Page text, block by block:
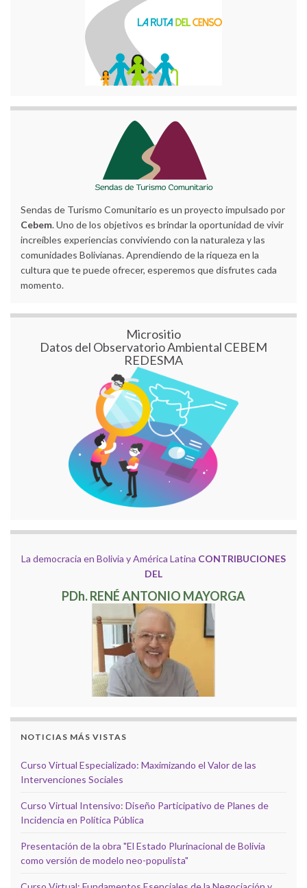
Sendas de Turismo Comunitario es un proyecto impulsado por
Cebem. Uno de los objetivos es brindar la oportunidad de vivir
increíbles experiencias conviviendo con la naturaleza y las
comunidades Bolivianas. Aprendiendo de la riqueza en la
cultura que te puede ofrecer, esperemos que disfrutes cada
momento.
Micrositio
Datos del Observatorio Ambiental CEBEM
REDESMA
La democracia en Bolivia y América Latina CONTRIBUCIONES
DEL
PDh. RENÉ ANTONIO MAYORGA
NOTICIAS MÁS VISTAS
Curso Virtual Especializado: Maximizando el Valor de las
Intervenciones Sociales
Curso Virtual Intensivo: Diseño Participativo de Planes de
Incidencia en Política Pública
Presentación de la obra "El Estado Plurinacional de Bolivia
como versión de modelo neo-populista"